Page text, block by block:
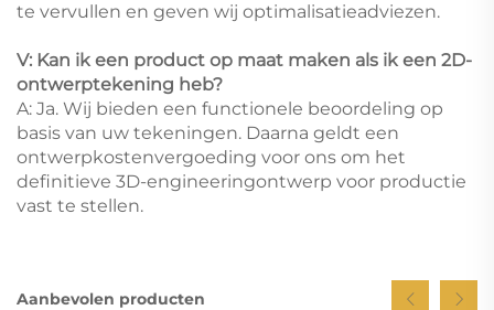
te vervullen en geven wij optimalisatieadviezen.
V: Kan ik een product op maat maken als ik een 2D-
ontwerptekening heb?
A: Ja. Wij bieden een functionele beoordeling op
basis van uw tekeningen. Daarna geldt een
ontwerpkostenvergoeding voor ons om het
definitieve 3D-engineeringontwerp voor productie
vast te stellen.
Aanbevolen producten